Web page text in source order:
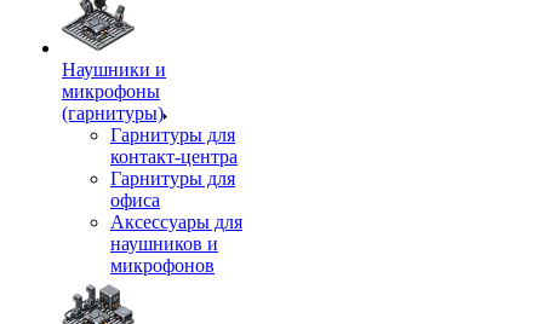
Наушники и
микрофоны
(гарнитуры)
Гарнитуры для
контакт-центра
Гарнитуры для
офиса
Аксессуары для
наушников и
микрофонов